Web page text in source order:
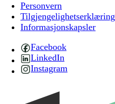
Personvern
Tilgjengelighetserklæring
Informasjonskapsler
Facebook
LinkedIn
Instagram